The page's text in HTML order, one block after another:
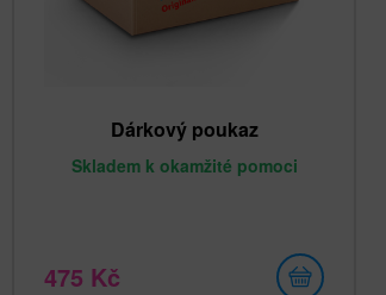
Dárkový poukaz
Skladem k okamžité pomoci
475 Kč